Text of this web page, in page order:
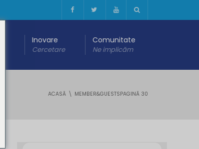
Inovare
Cercetare
Comunitate
Ne implicăm
ACASĂ MEMBER&GUESTSPAGINĂ 30